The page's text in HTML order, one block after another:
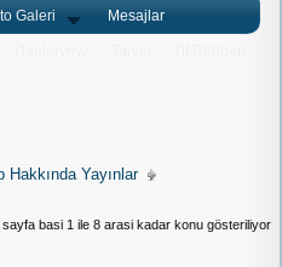
Galeri Mesajlar
Hakkında Yayınlar
basi 1 ile 8 arasi kadar konu gösteriliyor